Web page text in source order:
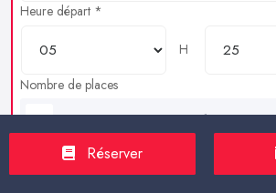
Heure départ *
H
Nombre de places
Bagages en soutes
Réserver